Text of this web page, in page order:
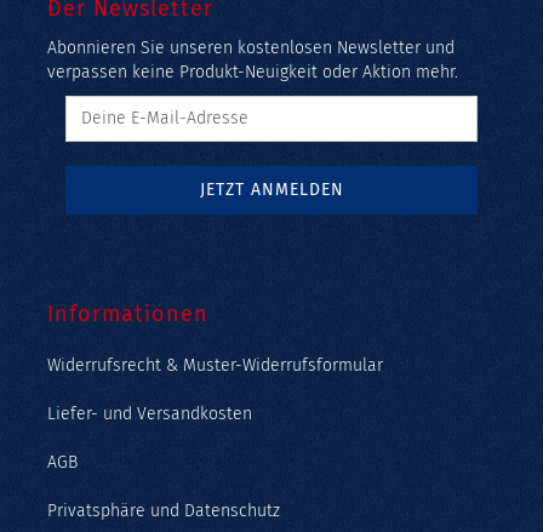
Der Newsletter
Abonnieren Sie unseren kostenlosen Newsletter und
verpassen keine Produkt-Neuigkeit oder Aktion mehr.
Informationen
Widerrufsrecht & Muster-Widerrufsformular
Liefer- und Versandkosten
AGB
Privatsphäre und Datenschutz